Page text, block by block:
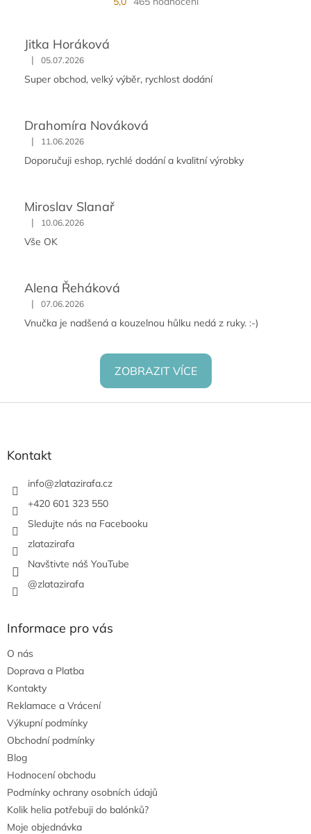
Jitka Horáková
| 05.07.2026
Super obchod, velký výběr, rychlost dodání
Drahomíra Nováková
| 11.06.2026
Doporučuji eshop, rychlé dodání a kvalitní výrobky
Miroslav Slanař
| 10.06.2026
Vše OK
Alena Řeháková
| 07.06.2026
Vnučka je nadšená a kouzelnou hůlku nedá z ruky. :-)
ZOBRAZIT VÍCE
Z
Kontakt
info@zlatazirafa.cz
+420 601 323 550
Sledujte nás na Facebooku
zlatazirafa
Navštivte náš YouTube
@zlatazirafa
Informace pro vás
O nás
Doprava a Platba
Kontakty
Reklamace a Vrácení
Výkupní podmínky
Obchodní podmínky
Blog
Hodnocení obchodu
Podmínky ochrany osobních údajů
Kolik helia potřebuji do balónků?
Moje objednávka